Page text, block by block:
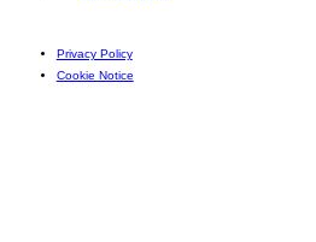
Privacy Policy
Cookie Notice